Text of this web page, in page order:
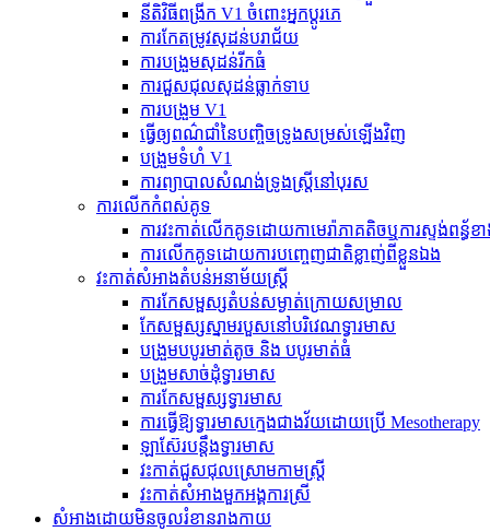
នីតិវិធី​ពង្រីក​ V1 ចំពោះ​អ្នក​ប្តូរ​ភេ
ការកែតម្រូវសុដន់បរាជ័យ
ការបង្រួមសុដន់រីកធំ
ការជួសជុលសុដន់ធ្លាក់ទាប
ការបង្រួម V1
ធ្វើឲ្យពណ៌ជាំនៃបញ្ចិចទ្រូងសម្រស់ឡើងវិញ
បង្រួមទំហំ V1
ការព្យាបាលសំណង់ទ្រូងស្ត្រីនៅបុរស
ការលើកកំពស់គូទ
ការវះកាត់លើកគូទដោយកាមេរ៉ាភាគតិចឬការស្ទង់ពន្ធ័ខា
ការលើកគូទដោយការបញ្ចេញជាតិខ្លាញ់ពីខ្លួនឯង
វះកាត់សំអាងតំបន់អនាម័យស្ត្រី
ការកែសម្ផស្សតំបន់សម្ងាត់ក្រោយសម្រាល
កែសម្ផស្សស្នាមរបួសនៅបរិវេណទ្វារមាស
បង្រួមបបូរមាត់តូច និង បបូរមាត់ធំ
បង្រួមសាច់ដុំទ្វារមាស
ការកែសម្ផស្សទ្វារមាស
ការធ្វើឱ្យទ្វារមាសក្មេងជាងវ័យដោយប្រើ Mesotherapy
ឡាស៊ែរ​បន្តឹង​ទ្វារមាស
វះកាត់ជួសជុលស្រោមកាមស្ត្រី
វះកាត់សំអាងមួកអង្គការស្រី
សំអាងដោយមិនចូលរំខានរាងកាយ